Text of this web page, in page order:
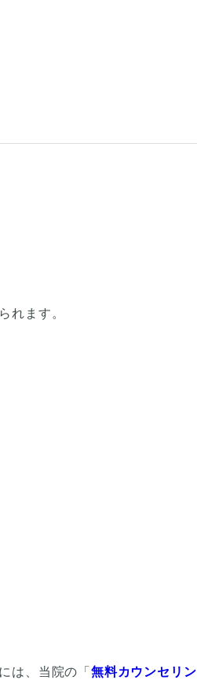
れます。
は、当院の「 無料カウンセリン